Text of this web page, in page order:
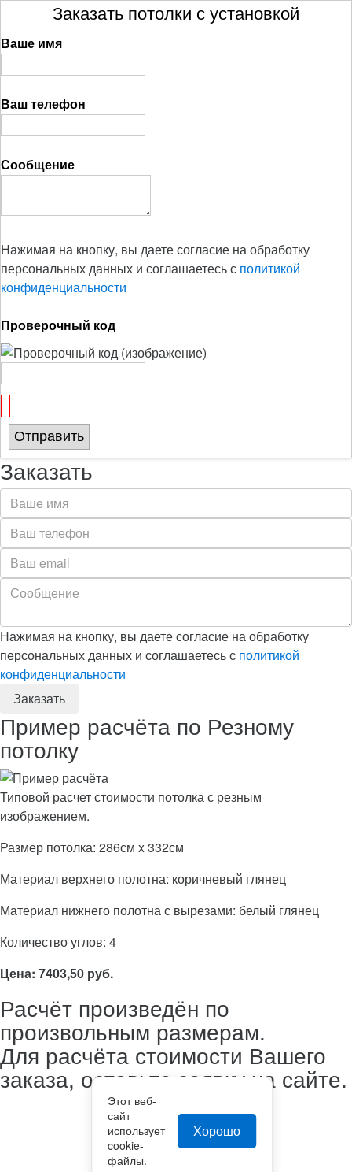
Этот веб-
сайт
использует
cookie-
файлы.
Хорошо
Заказать потолки с установкой
Ваше имя
Ваш телефон
Сообщение
Нажимая на кнопку, вы даете согласие на обработку
персональных данных и соглашаетесь с политикой
конфиденциальности
Проверочный код
Отправить
Заказать
Нажимая на кнопку, вы даете согласие на обработку
персональных данных и соглашаетесь с политикой
конфиденциальности
Пример расчёта по Резному
потолку
Типовой расчет стоимости потолка с резным
изображением.
Размер потолка: 286см x 332см
Материал верхнего полотна: коричневый глянец
Материал нижнего полотна с вырезами: белый глянец
Количество углов: 4
Цена: 7403,50 руб.
Расчёт произведён по
произвольным размерам.
Для расчёта стоимости Вашего
заказа, оставьте заявку на сайте.